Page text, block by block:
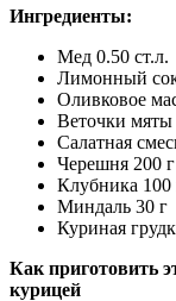
Ингредиенты:
Мед 0.50 ст.л.
Лимонный
Оливковое
Веточки
Салатная
Черешня 200 г
Клубника 100
Миндаль 30 г
Куриная
Как приготовить
курицей